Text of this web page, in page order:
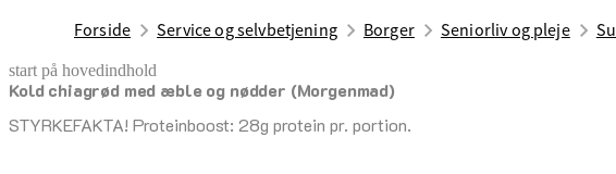
Forside Service og selvbetjening Borger Seniorliv og pleje
start på hovedindhold
Kold chiagrød med æble og nødder (Morgenmad)
STYRKEFAKTA! Proteinboost: 28g protein pr. portion.
senest opdateret 17. april 2026